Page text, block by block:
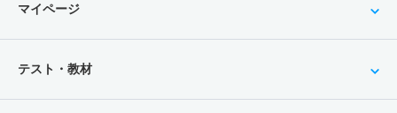
マイページ
テスト・教材